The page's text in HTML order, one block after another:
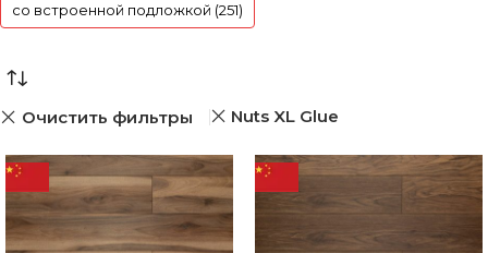
со встроенной подложкой (251)
Очистить фильтры Nuts XL Glue